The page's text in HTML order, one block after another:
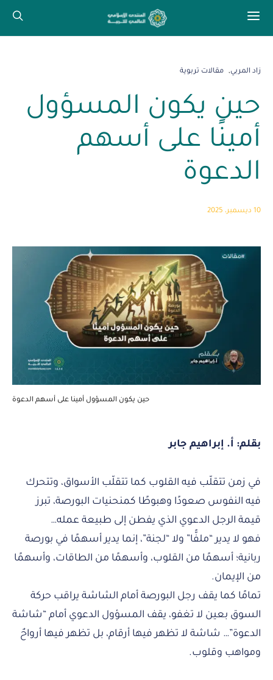
زاد المربي مقالات تربوية
حين يكون المسؤول
أمينًا على أسهم
الدعوة
10 ديسمبر، 2025
‏حين يكون المسؤول أمينا على أسهم الدعوة
بقلم: أ. إبراهيم جابر
في زمن تتقلّب فيه القلوب كما تتقلّب الأسواق، وتتحرك
فيه النفوس صعودًا وهبوطًا كمنحنيات البورصة، تبرز
قيمة الرجل الدعوي الذي يفطن إلى طبيعة عمله…
فهو لا يدير “ملفًّا” ولا “لجنة”، إنما يدير أسهمًا في بورصة
ربانية؛ أسهمًا من القلوب، وأسهمًا من الطاقات، وأسهمًا
من الإيمان.
تمامًا كما يقف رجل البورصة أمام الشاشة يراقب حركة
السوق بعين لا تغفو، يقف المسؤول الدعوي أمام “شاشة
الدعوة”… شاشة لا تظهر فيها أرقام، بل تظهر فيها أرواحٌ
ومواهب وقلوب.